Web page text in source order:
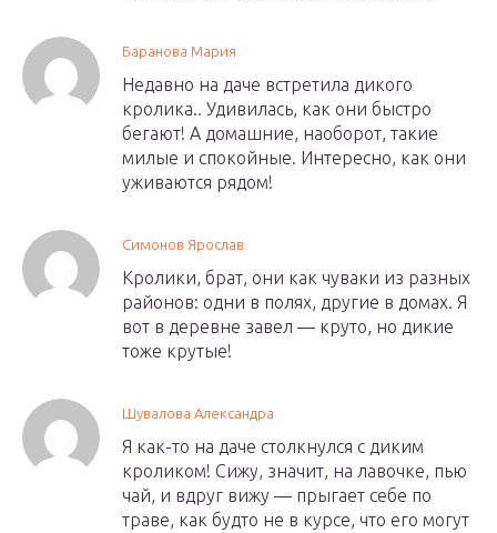
Баранова Мария
Недавно на даче встретила дикого
кролика.. Удивилась, как они быстро
бегают! А домашние, наоборот, такие
милые и спокойные. Интересно, как они
уживаются рядом!
Симонов Ярослав
Кролики, брат, они как чуваки из разных
районов: одни в полях, другие в домах. Я
вот в деревне завел — круто, но дикие
тоже крутые!
Шувалова Александра
Я как-то на даче столкнулся с диким
кроликом! Сижу, значит, на лавочке, пью
чай, и вдруг вижу — прыгает себе по
траве, как будто не в курсе, что его могут